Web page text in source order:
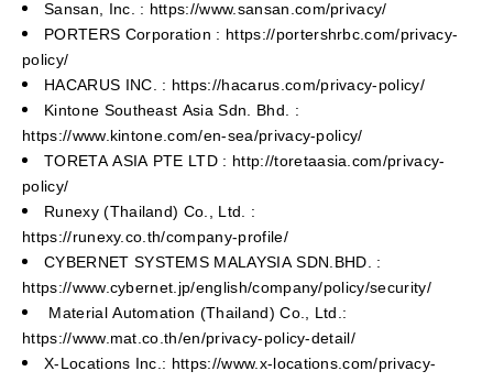
Sansan, Inc. : https://www.sansan.com/privacy/
PORTERS Corporation : https://portershrbc.com/privacy-
policy/
HACARUS INC. : https://hacarus.com/privacy-policy/
Kintone Southeast Asia Sdn. Bhd. :
https://www.kintone.com/en-sea/privacy-policy/
TORETA ASIA PTE LTD : http://toretaasia.com/privacy-
policy/
Runexy (Thailand) Co., Ltd. :
https://runexy.co.th/company-profile/
CYBERNET SYSTEMS MALAYSIA SDN.BHD. :
https://www.cybernet.jp/english/company/policy/security/
Material Automation (Thailand) Co., Ltd.:
https://www.mat.co.th/en/privacy-policy-detail/
X-Locations Inc.: https://www.x-locations.com/privacy-